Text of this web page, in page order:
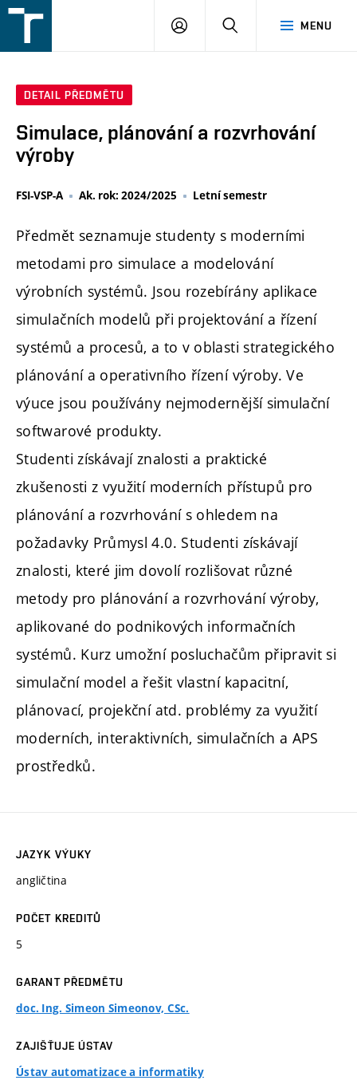
v
MENU
PŘIHLÁŠENÍ
DETAIL PŘEDMĚTU
Simulace, plánování a rozvrhování
výroby
FSI-VSP-A Ak. rok: 2024/2025 Letní semestr
Předmět seznamuje studenty s moderními
metodami pro simulace a modelování
výrobních systémů. Jsou rozebírány aplikace
simulačních modelů při projektování a řízení
systémů a procesů, a to v oblasti strategického
plánování a operativního řízení výroby. Ve
výuce jsou používány nejmodernější simulační
softwarové produkty.
Studenti získávají znalosti a praktické
zkušenosti z využití moderních přístupů pro
plánování a rozvrhování s ohledem na
požadavky Průmysl 4.0. Studenti získávají
znalosti, které jim dovolí rozlišovat různé
metody pro plánování a rozvrhování výroby,
aplikované do podnikových informačních
systémů. Kurz umožní posluchačům připravit si
simulační model a řešit vlastní kapacitní,
plánovací, projekční atd. problémy za využití
moderních, interaktivních, simulačních a APS
prostředků.
JAZYK VÝUKY
angličtina
POČET KREDITŮ
5
GARANT PŘEDMĚTU
doc. Ing. Simeon Simeonov, CSc.
ZAJIŠŤUJE ÚSTAV
Ústav automatizace a informatiky